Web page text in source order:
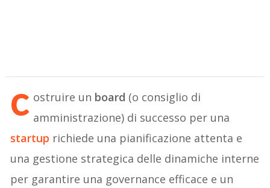
c ostruire un board (o consiglio di
amministrazione) di successo per una
startup richiede una pianificazione attenta e
una gestione strategica delle dinamiche interne
per garantire una governance efficace e un